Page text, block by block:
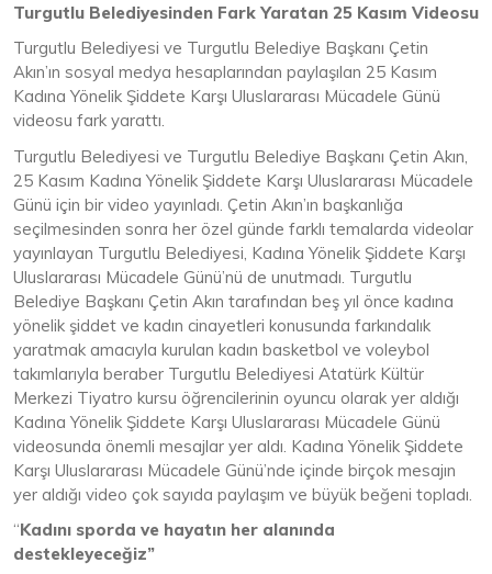
Turgutlu Belediyesinden Fark Yaratan 25 Kasım Videosu
Turgutlu Belediyesi ve Turgutlu Belediye Başkanı Çetin
Akın’ın sosyal medya hesaplarından paylaşılan 25 Kasım
Kadına Yönelik Şiddete Karşı Uluslararası Mücadele Günü
videosu fark yarattı.
Turgutlu Belediyesi ve Turgutlu Belediye Başkanı Çetin Akın,
25 Kasım Kadına Yönelik Şiddete Karşı Uluslararası Mücadele
Günü için bir video yayınladı. Çetin Akın’ın başkanlığa
seçilmesinden sonra her özel günde farklı temalarda videolar
yayınlayan Turgutlu Belediyesi, Kadına Yönelik Şiddete Karşı
Uluslararası Mücadele Günü’nü de unutmadı. Turgutlu
Belediye Başkanı Çetin Akın tarafından beş yıl önce kadına
yönelik şiddet ve kadın cinayetleri konusunda farkındalık
yaratmak amacıyla kurulan kadın basketbol ve voleybol
takımlarıyla beraber Turgutlu Belediyesi Atatürk Kültür
Merkezi Tiyatro kursu öğrencilerinin oyuncu olarak yer aldığı
Kadına Yönelik Şiddete Karşı Uluslararası Mücadele Günü
videosunda önemli mesajlar yer aldı. Kadına Yönelik Şiddete
Karşı Uluslararası Mücadele Günü’nde içinde birçok mesajın
yer aldığı video çok sayıda paylaşım ve büyük beğeni topladı.
“Kadını sporda ve hayatın her alanında
destekleyeceğiz”